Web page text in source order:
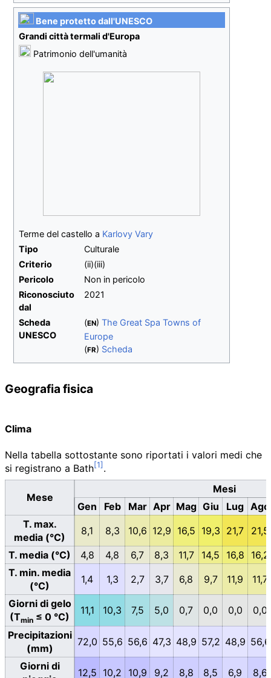
Bene protetto dall'UNESCO
Grandi città termali d'Europa
Patrimonio dell'umanità
Terme del castello a Karlovy Vary
Tipo
Culturale
Criterio
(ii)(iii)
Pericolo
Non in pericolo
Riconosciuto
dal
2021
Scheda
UNESCO
(EN)The Great Spa Towns of
Europe
(FR) Scheda
Geografia fisica
Clima
Nella tabella sottostante sono riportati i valori medi che
si registrano a Bath
.
Mese
Mesi
Gen
Feb Mar Apr Mag Giu Lug Ago
T. max.
media (°C)
8,1 8,3 10,6 12,9 16,5 19,3 21,7
21,5
T. media (°C)
4,8 4,8 6,7 8,3 11,7 14,5 16,8
16,2
T. min. media
(°C)
1,4 1,3 2,7 3,7 6,8 9,7 11,9
11,7
Giorni di gelo
(Tmin ≤ 0 °C)
11,1 10,3 7,5 5,0 0,7 0,0 0,0 0,0
Precipitazioni
(mm)
72,0 55,6 56,6 47,3 48,9 57,2 48,9 56,6
Giorni di
12,5 10,2 10,9 9,2 8,8 8,5 6,9 8,6